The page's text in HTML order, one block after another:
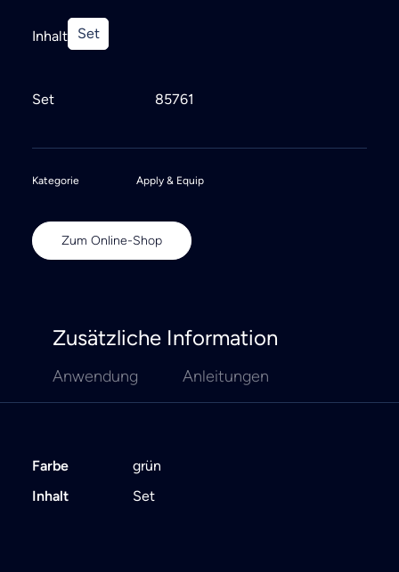
Inhalt Set
Set 85761
Kategorie Apply & Equip
Zum Online-Shop
Zusätzliche Information
Anwendung Anleitungen
Farbe
grün
Inhalt
Set